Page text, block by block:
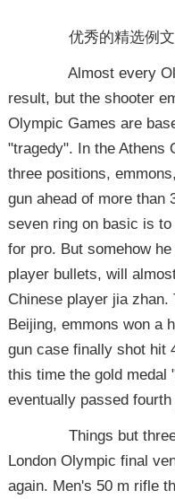
优秀的精选例文
Almost every
result, but the shooter
Olympic Games are
"tragedy". In the Athens
three positions,
gun ahead of more than
seven ring on basic is
for pro. But somehow
player bullets, will
Chinese player jia
Beijing, emmons won a
gun case finally shot hit
this time the gold medal
eventually passed
Things but three,
London Olympic final
again. Men's 50 m rifle